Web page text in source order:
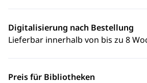
Digitalisierung nach Bestellung
Lieferbar innerhalb von bis zu 8
Preis für Bibliotheken